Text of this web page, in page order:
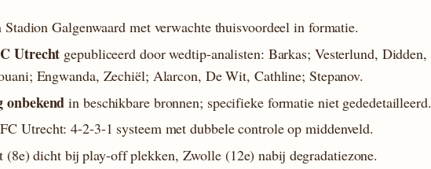
Stadion Galgenwaard met verwachte thuisvoordeel in formatie.
Utrecht gepubliceerd door wedtip-analisten: Barkas; Vesterlund, Didden,
Engwanda, Zechiël; Alarcon, De Wit, Cathline; Stepanov.
onbekend in beschikbare bronnen; specifieke formatie niet gededetailleerd.
Utrecht: 4-2-3-1 systeem met dubbele controle op middenveld.
(8e) dicht bij play-off plekken, Zwolle (12e) nabij degradatiezone.